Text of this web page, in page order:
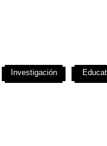
Investigación